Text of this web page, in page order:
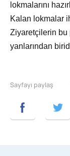
lokmalarını
Kalan lokmalar
Ziyaretçilerin bu
yanlarından
Sayfayı paylaş